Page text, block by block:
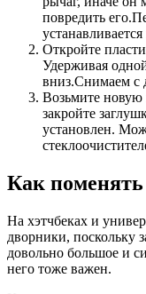
повредить
Откройте
Удерживая
вниз.Снимаем с
Возьмите новую
закройте
установлен.
Как поменять
На хэтчбеках и
дворники, поскольку
довольно большое и
него тоже важен.